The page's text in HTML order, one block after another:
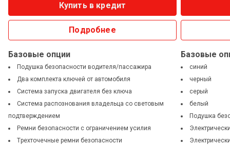
Купить в кредит
Подробнее
Базовые опции
Подушка безопасности водителя/пассажира
Два комплекта ключей от автомобиля
Система запуска двигателя без ключа
Система распознования владельца со световым
подтверждением
Ремни безопасности с ограничением усилия
Трехточечные ремни безопасности
Базовые
синий
черный
серый
белый
Подушка